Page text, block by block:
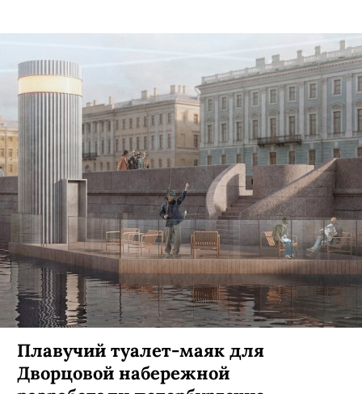
Плавучий туалет-маяк для
Дворцовой набережной